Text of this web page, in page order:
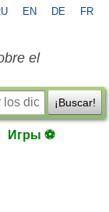
EN DE FR
el
¡Buscar!
Игры ⚽